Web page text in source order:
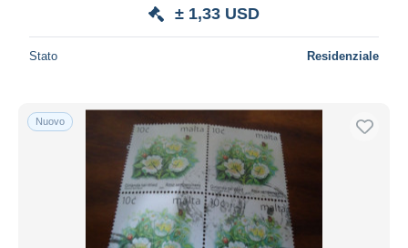
± 1,33 USD
Stato Residenziale
Nuovo